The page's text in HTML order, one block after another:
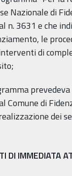
Nazionale di
n. 3631 e che
le
di
Comune di
dei
DI IMMEDIATA